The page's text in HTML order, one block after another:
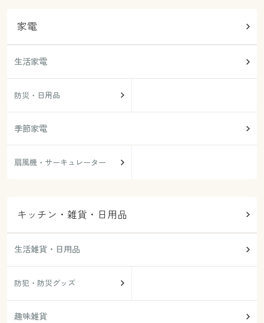
家電
生活家電
防災・日用品
季節家電
扇風機・サーキュレーター
キッチン・雑貨・日用品
生活雑貨・日用品
防犯・防災グッズ
趣味雑貨